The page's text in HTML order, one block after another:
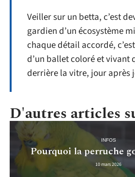
Veiller sur un betta, c’est
gardien d’un écosystème
chaque détail accordé,
d’un ballet coloré et vivant
derrière la vitre, jour après
D'autres articles
INFOS
Pourquoi la perruche
10 mars 2026